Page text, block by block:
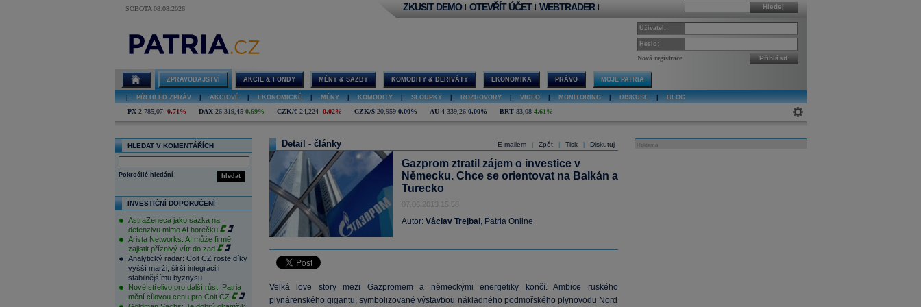
SOBOTA 08.08.2026 Hledej
ZKUSIT DEMO | OTEVŘÍT ÚČET | WEBTRADER |
Uživatel:
Heslo:
Nová registrace Přihlásit
ZPRAVODAJSTVÍ AKCIE & FONDY MĚNY & SAZBY KOMODITY & DERIVÁTY EKONOMIKA PRÁVO MOJE PATRIA
PŘEHLED ZPRÁV AKCIOVÉ EKONOMICKÉ MĚNY KOMODITY SLOUPKY ROZHOVORY VIDEO MONITORING DISKUSE BLOG
PX 2 785,07 -0,71% DAX 26 319,45 0,69% CZK/€ 24,224 -0,02% CZK/$ 20,959 0,00% AU 4 339,26 0,00% BRT 83,08 4,61%
HLEDAT V KOMENTÁŘÍCH
hledat
Pokročilé hledání
INVESTIČNÍ DOPORUČENÍ
AstraZeneca jako sázka na
defenzivu mimo AI horečku
Arista Networks: AI může firmě
zajistit příznivý vítr do zad
Analytický radar: Colt CZ roste díky
vyšší marži, širší integraci i
stabilnějšímu byznysu
Nové střelivo pro další růst. Patria
mění cílovou cenu pro Colt CZ
E-mailem Zpět Tisk Diskutuj
Detail - články
Gazprom ztratil zájem o investice v
Německu. Chce se orientovat na Balkán a
Turecko
07.06.2013 15:58
Autor: Václav Trejbal , Patria Online
Velká love story mezi Gazpromem a německými energetiky končí. Ambice ruského
plynárenského gigantu, symbolizované výstavbou nákladného podmořského plynovodu Nord
Reklama